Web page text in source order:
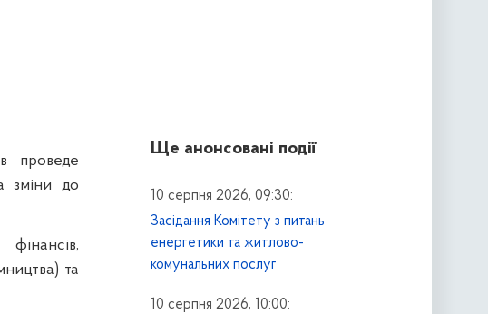
проведе
зміни до
та
Ще анонсовані події
10 серпня 2026, 09:30:
Засідання Комітету з питань
енергетики та житлово-
комунальних послуг
10 серпня 2026, 10:00: